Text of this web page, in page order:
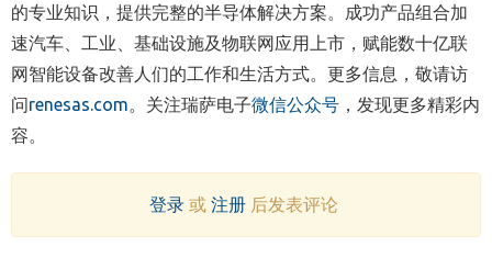
的专业知识，提供完整的半导体解决方案。成功产品组合加
速汽车、工业、基础设施及物联网应用上市，赋能数十亿联
网智能设备改善人们的工作和生活方式。更多信息，敬请访
问renesas.com 。关注瑞萨电子微信公众号 ，发现更多精彩内
容。
登录或 注册后发表评论